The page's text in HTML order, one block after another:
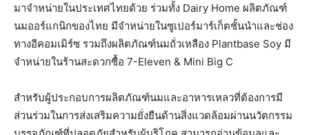
มาจำหน่ายในประเทศไทยด้วย ร่วมทั้ง Dairy Home ผลิตภัณฑ์
นมออร์แกนิกของไทย มีจำหน่ายในซูเปอร์มาร์เก็ตชั้นนำและช่อง
ทางอีคอมเมิร์ซ รวมถึงผลิตภัณฑ์นมถั่วเหลือง Plantbase Soy มี
จำหน่ายในร้านสะดวกซื้อ 7-Eleven & Mini Big C
สำหรับผู้ประกอบการผลิตภัณฑ์นมและอาหารเหลวที่ต้องการมี
ส่วนร่วมในการส่งเสริมความยั่งยืนด้านสิ่งแวดล้อมผ่านนวัตกรรม